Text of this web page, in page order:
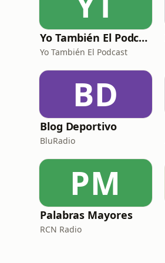
Yo También El Podcast
Yo También El Podcast
BD
Blog Deportivo
BluRadio
PM
Palabras Mayores
RCN Radio